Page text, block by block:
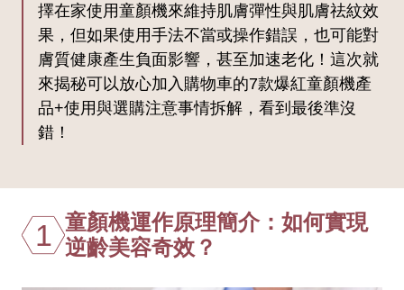
擇在家使用童顏機來維持肌膚彈性與肌膚祛紋效
果，但如果使用手法不當或操作錯誤，也可能對
膚質健康產生負面影響，甚至加速老化！這次就
來揭秘可以放心加入購物車的7款爆紅童顏機產
品+使用與選購注意事情拆解，看到最後準沒
錯！
1 童顏機運作原理簡介：如何實現
逆齡美容奇效？